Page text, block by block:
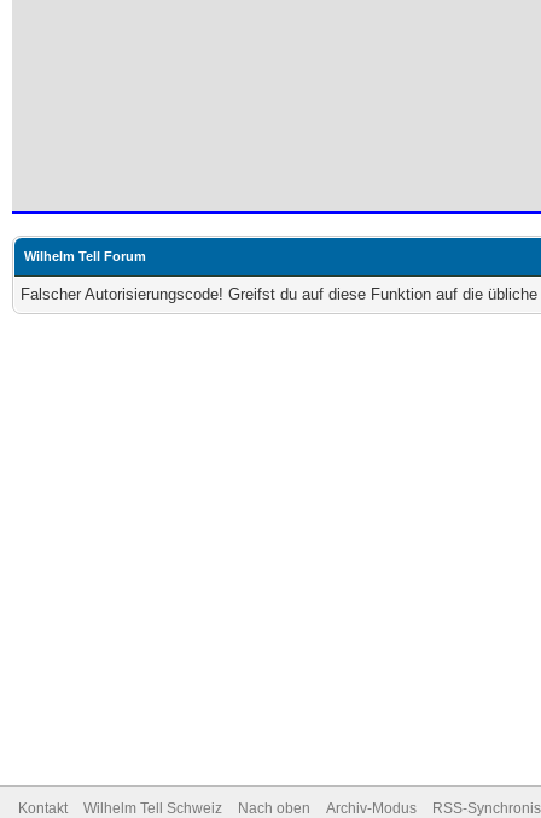
Wilhelm Tell Forum
Falscher Autorisierungscode! Greifst du auf diese Funktion auf die
Kontakt Wilhelm Tell Schweiz Nach oben Archiv-Modus RSS-